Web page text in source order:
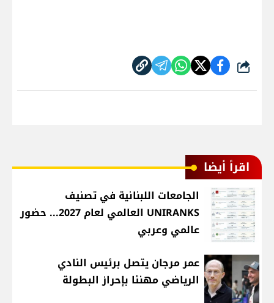
شارك
اقرأ أيضا
الجامعات اللبنانية في تصنيف
UNIRANKS العالمي لعام 2027... حضور
عالمي وعربي
عمر مرجان يتصل برئيس النادي
الرياضي مهنئا بإحراز البطولة